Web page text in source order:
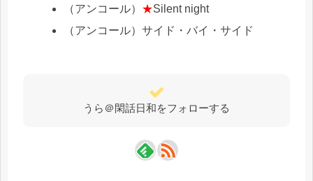
（アンコール） ★Silent night
（アンコール）サイド・バイ・サイド
うら＠閑話日和をフォローする